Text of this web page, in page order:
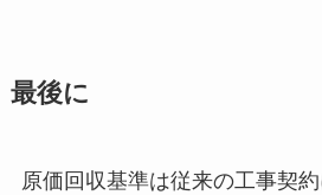
最後に
原価回収基準は従来の工事契